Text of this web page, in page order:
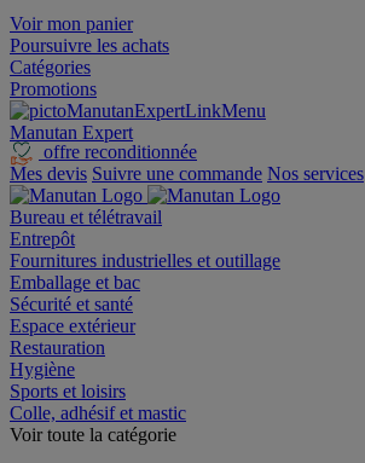
Voir mon panier
Poursuivre les achats
Catégories
Promotions
Manutan Expert
offre reconditionnée
Mes devis Suivre une commande Nos services
Bureau et télétravail
Entrepôt
Fournitures industrielles et outillage
Emballage et bac
Sécurité et santé
Espace extérieur
Restauration
Hygiène
Sports et loisirs
Colle, adhésif et mastic
Voir toute la catégorie